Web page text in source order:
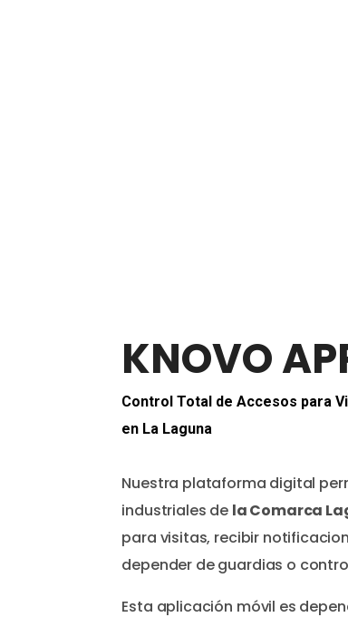
KNOVO
Control Total de Accesos para
en La Laguna
Nuestra plataforma digital
industriales de la Comarca
para visitas, recibir
depender de guardias o
Esta aplicación móvil es